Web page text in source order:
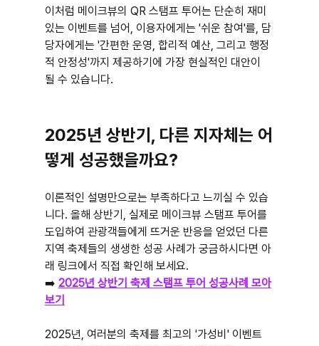
이처럼 메이크뷰의 QR 스탬프 투어는 단순히 재미
있는 이벤트를 넘어, 이용자에게는 '쉬운 참여'를, 담
당자에게는 '간편한 운영, 합리적 예산, 그리고 행정
적 안정성'까지 제공하기에 가장 현실적인 대안이
될 수 있습니다.
2025년 상반기, 다른 지자체는 어
떻게 성공했을까요?
이론적인 설명만으로는 부족하다고 느끼실 수 있습
니다. 올해 상반기, 실제로 메이크뷰 스탬프 투어를
도입하여 관광객들에게 뜨거운 반응을 얻었던 다른
지역 축제들의 생생한 성공 사례가 궁금하시다면 아
래 링크에서 직접 확인해 보세요.
➡️ 2025년 상반기 축제 스탬프 투어 성공사례 모아
보기
2025년, 여러분의 축제를 최고의 '가성비' 이벤트